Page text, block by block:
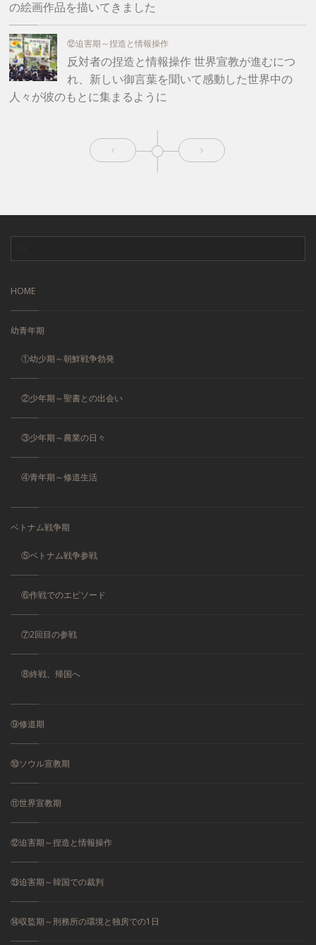
の絵画作品を描いてきました
⑫迫害期～捏造と情報操作
反対者の捏造と情報操作 世界宣教が進むにつ
れ、新しい御言葉を聞いて感動した世界中の
人々が彼のもとに集まるように
HOME
幼青年期
①幼少期～朝鮮戦争勃発
②少年期～聖書との出会い
③少年期～農業の日々
④青年期～修道生活
ベトナム戦争期
⑤ベトナム戦争参戦
⑥作戦でのエピソード
⑦2回目の参戦
⑧終戦、帰国へ
⑨修道期
⑩ソウル宣教期
⑪世界宣教期
⑫迫害期～捏造と情報操作
⑬迫害期～韓国での裁判
⑭収監期～刑務所の環境と独房での1日